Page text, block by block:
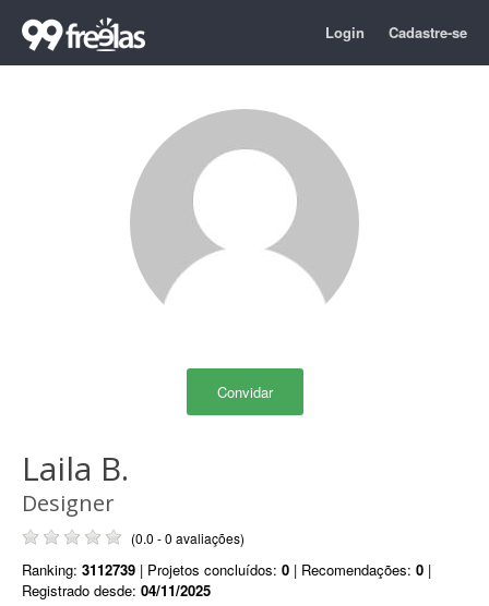
Login Cadastre-se
Convidar
Laila B.
Designer
(0.0 - 0 avaliações)
Ranking: 3112739 | Projetos concluídos: 0 | Recomendações: 0 |
Registrado desde: 04/11/2025